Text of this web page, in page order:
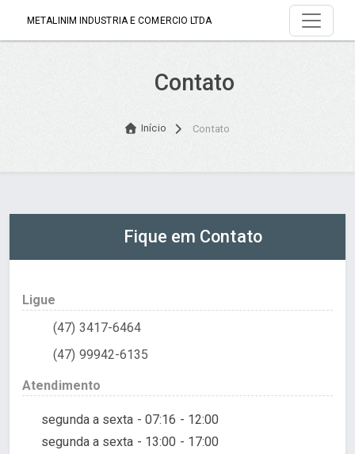
METALINIM INDUSTRIA E COMERCIO LTDA
Contato
Início Contato
Fique em Contato
Ligue
(47) 3417-6464
(47) 99942-6135
Atendimento
segunda a sexta - 07:16 - 12:00
segunda a sexta - 13:00 - 17:00